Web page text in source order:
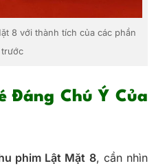
8 với thành tích của các phần
trước
Đáng Chú Ý Của
phim Lật Mặt 8, cần nhìn